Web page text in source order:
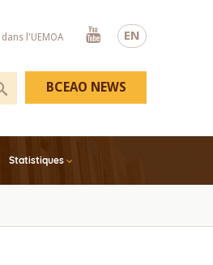
EN
dans l'UEMOA
Youtube
Statistiques
BCEAO NEWS